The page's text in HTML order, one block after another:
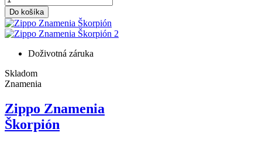
Do košíka
Doživotná záruka
Skladom
Znamenia
Zippo Znamenia
Škorpión